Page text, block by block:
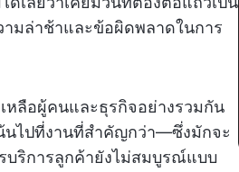
ามล่าช้าและข้อผิดพลาดในการ
หลือผู้คนและธุรกิจอย่างรวมกัน
นไปที่งานที่สำคัญกว่า—ซึ่งมักจะ
บริการลูกค้ายังไม่สมบูรณ์แบบ